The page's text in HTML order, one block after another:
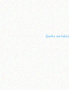
علامه)